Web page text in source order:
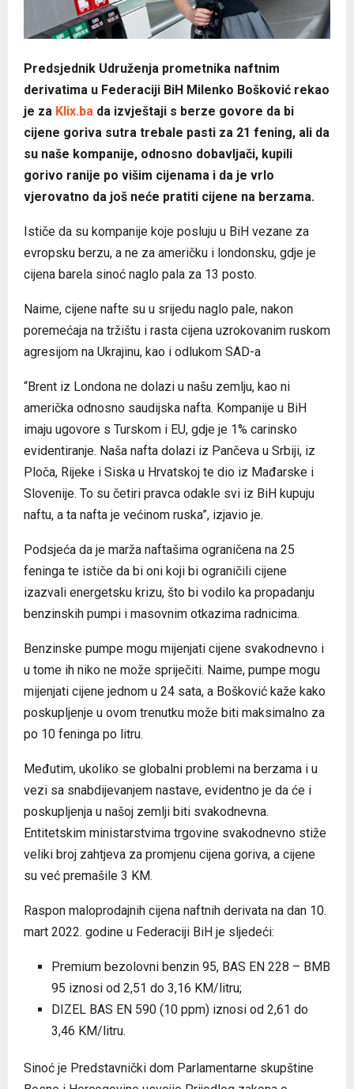
Predsjednik Udruženja prometnika naftnim
derivatima u Federaciji BiH Milenko Bošković rekao
je za Klix.ba da izvještaji s berze govore da bi
cijene goriva sutra trebale pasti za 21 fening, ali da
su naše kompanije, odnosno dobavljači, kupili
gorivo ranije po višim cijenama i da je vrlo
vjerovatno da još neće pratiti cijene na berzama.
Ističe da su kompanije koje posluju u BiH vezane za
evropsku berzu, a ne za američku i londonsku, gdje je
cijena barela sinoć naglo pala za 13 posto.
Naime, cijene nafte su u srijedu naglo pale, nakon
poremećaja na tržištu i rasta cijena uzrokovanim ruskom
agresijom na Ukrajinu, kao i odlukom SAD-a
“Brent iz Londona ne dolazi u našu zemlju, kao ni
američka odnosno saudijska nafta. Kompanije u BiH
imaju ugovore s Turskom i EU, gdje je 1% carinsko
evidentiranje. Naša nafta dolazi iz Pančeva u Srbiji, iz
Ploča, Rijeke i Siska u Hrvatskoj te dio iz Mađarske i
Slovenije. To su četiri pravca odakle svi iz BiH kupuju
naftu, a ta nafta je većinom ruska”, izjavio je.
Podsjeća da je marža naftašima ograničena na 25
feninga te ističe da bi oni koji bi ograničili cijene
izazvali energetsku krizu, što bi vodilo ka propadanju
benzinskih pumpi i masovnim otkazima radnicima.
Benzinske pumpe mogu mijenjati cijene svakodnevno i
u tome ih niko ne može spriječiti. Naime, pumpe mogu
mijenjati cijene jednom u 24 sata, a Bošković kaže kako
poskupljenje u ovom trenutku može biti maksimalno za
po 10 feninga po litru.
Međutim, ukoliko se globalni problemi na berzama i u
vezi sa snabdijevanjem nastave, evidentno je da će i
poskupljenja u našoj zemlji biti svakodnevna.
Entitetskim ministarstvima trgovine svakodnevno stiže
veliki broj zahtjeva za promjenu cijena goriva, a cijene
su već premašile 3 KM.
Raspon maloprodajnih cijena naftnih derivata na dan 10.
mart 2022. godine u Federaciji BiH je sljedeći:
Premium bezolovni benzin 95, BAS EN 228 – BMB
95 iznosi od 2,51 do 3,16 KM/litru;
DIZEL BAS EN 590 (10 ppm) iznosi od 2,61 do
3,46 KM/litru.
Sinoć je Predstavnički dom Parlamentarne skupštine